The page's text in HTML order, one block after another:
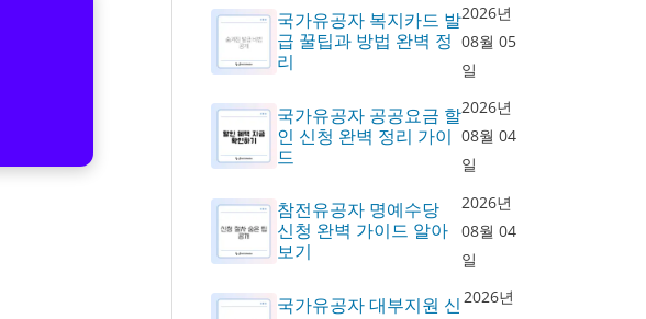
국가유공자 복지카드 발
급 꿀팁과 방법 완벽 정
리
2026년
08월 05
일
국가유공자 공공요금 할
인 신청 완벽 정리 가이
드
2026년
08월 04
일
참전유공자 명예수당
신청 완벽 가이드 알아
보기
2026년
08월 04
일
국가유공자 대부지원 신 2026년